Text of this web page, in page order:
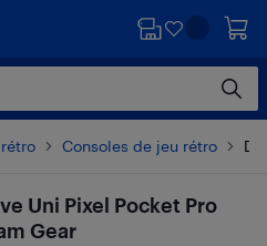
rétro Consoles de jeu rétro
Uni Pixel Pocket Pro
Gear